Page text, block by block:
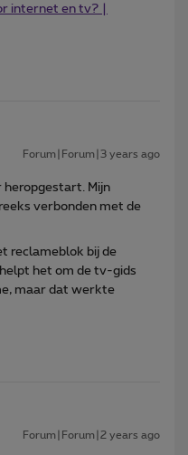
internet en tv? |
Forum|Forum|3 years ago
heropgestart. Mijn
verbonden met de
reclameblok bij de
het om de tv-gids
maar dat werkte
Forum|Forum|2 years ago